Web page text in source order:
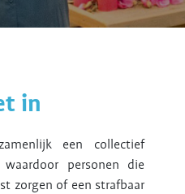
in
een collectief
personen die
zorgen of een strafbaar